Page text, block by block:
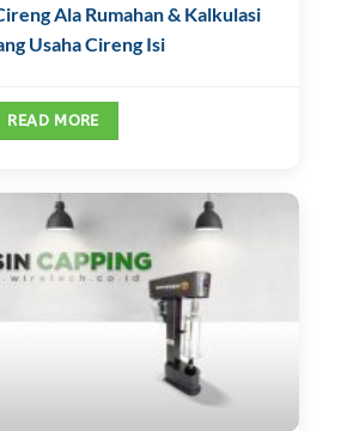
Ala Rumahan & Kalkulasi
Usaha Cireng Isi
READ MORE